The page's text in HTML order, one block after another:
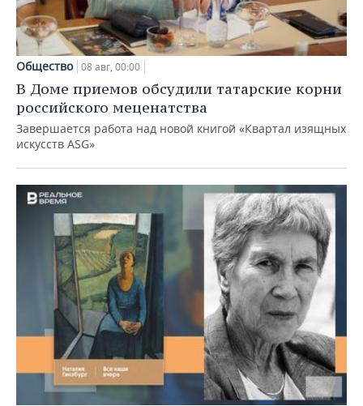
Общество 08 авг, 00:00
В Доме приемов обсудили татарские корни
российского меценатства
Завершается работа над новой книгой «Квартал изящных
искусств ASG»